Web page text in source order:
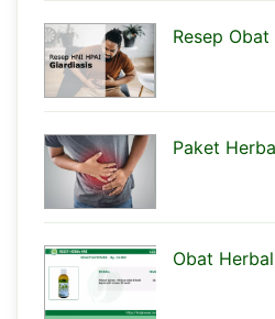
Resep
Paket
Obat